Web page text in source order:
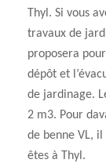
Thyl. Si vous
travaux de
proposera
dépôt et
de jardinage.
2 m3. Pour
de benne VL,
êtes à Thyl.